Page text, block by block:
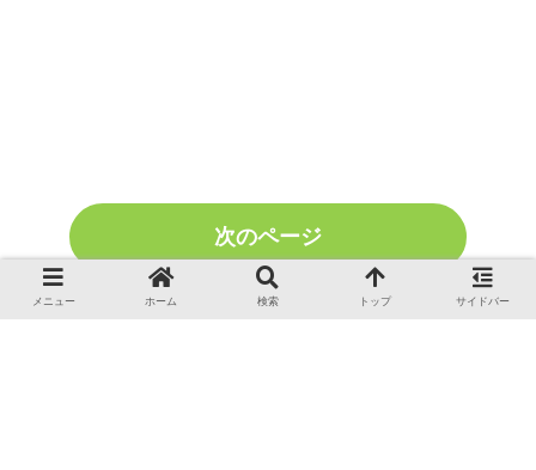
次のページ
メニュー ホーム 検索 トップ サイドバー